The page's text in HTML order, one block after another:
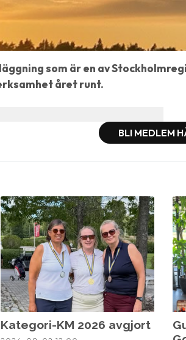
som är en av
året runt.
BLI MEDLEM
Kategori-KM 2026 avgjort